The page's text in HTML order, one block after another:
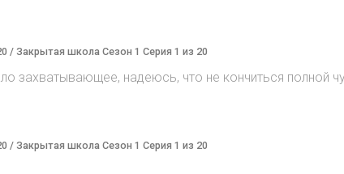
/ Закрытая школа Сезон 1 Серия 1 из 20
захватывающее, надеюсь, что не кончиться полной
/ Закрытая школа Сезон 1 Серия 1 из 20